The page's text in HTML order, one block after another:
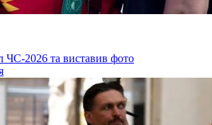
ЧС-2026 та виставив фото